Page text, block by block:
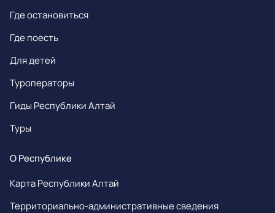
Где остановиться
Где поесть
Для детей
Туроператоры
Гиды Республики Алтай
Туры
О Республике
Карта Республики Алтай
Территориально-административные сведения